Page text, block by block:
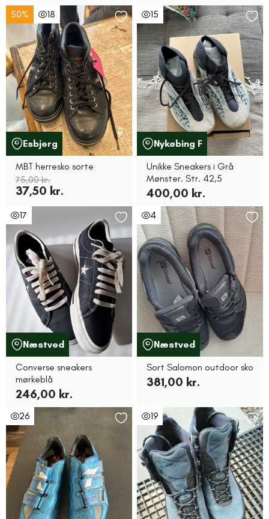
50% 18
Esbjerg
MBT herresko sorte
75,00 kr.
37,50 kr.
15
Nykøbing F
Unikke Sneakers i Grå
Mønster. Str. 42,5
400,00 kr.
17
Næstved
Converse sneakers
mørkeblå
246,00 kr.
4
Næstved
Sort Salomon outdoor sko
381,00 kr.
26 19